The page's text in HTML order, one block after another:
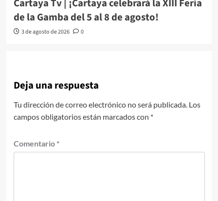
Cartaya Tv | ¡Cartaya celebrará la XIII Feria
de la Gamba del 5 al 8 de agosto!
3 de agosto de 2026 0
Deja una respuesta
Tu dirección de correo electrónico no será publicada. Los
campos obligatorios están marcados con *
Comentario *